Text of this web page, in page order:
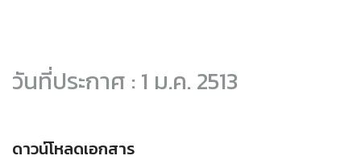
วันที่ประกาศ : 1 ม.ค. 2513
ดาวน์โหลดเอกสาร